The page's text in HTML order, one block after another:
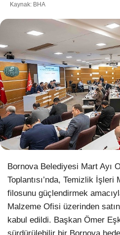
Kaynak: BHA
Bornova Belediyesi Mart Ayı
Toplantısı’nda, Temizlik İşleri
filosunu güçlendirmek
Malzeme Ofisi üzerinden
kabul edildi. Başkan Ömer